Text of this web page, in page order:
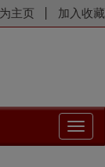
主页 加入收藏
切
换